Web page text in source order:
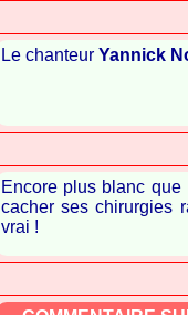
Le chanteur Yannick
Encore plus blanc
cacher ses chirurgies
vrai !